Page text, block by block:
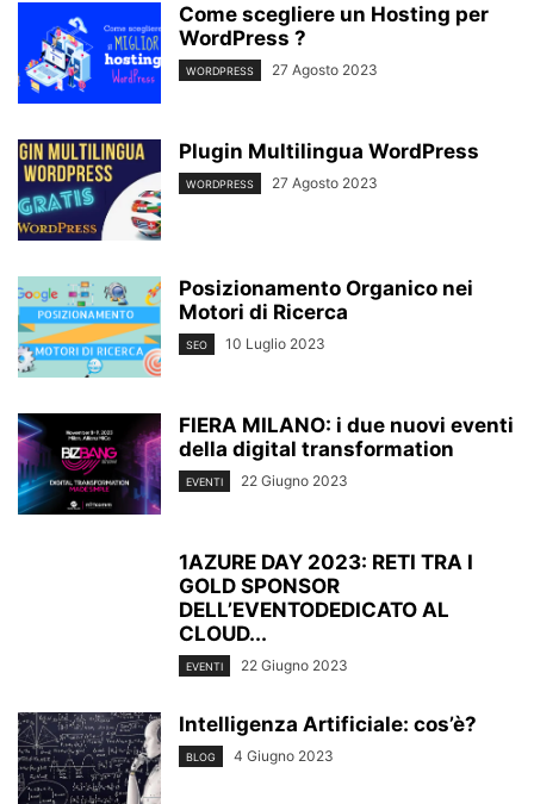
Come scegliere un Hosting per
WordPress ?
WORDPRESS 27 Agosto 2023
Plugin Multilingua WordPress
WORDPRESS 27 Agosto 2023
Posizionamento Organico nei
Motori di Ricerca
SEO 10 Luglio 2023
FIERA MILANO: i due nuovi eventi
della digital transformation
EVENTI 22 Giugno 2023
1AZURE DAY 2023: RETI TRA I
GOLD SPONSOR
DELL’EVENTODEDICATO AL
CLOUD...
EVENTI 22 Giugno 2023
Intelligenza Artificiale: cos’è?
BLOG 4 Giugno 2023